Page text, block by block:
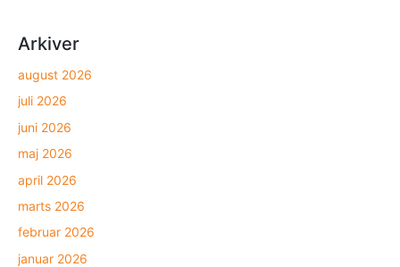
Arkiver
august 2026
juli 2026
juni 2026
maj 2026
april 2026
marts 2026
februar 2026
januar 2026